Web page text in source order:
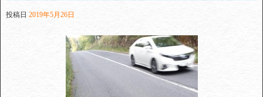
投稿日 2019年5月26日